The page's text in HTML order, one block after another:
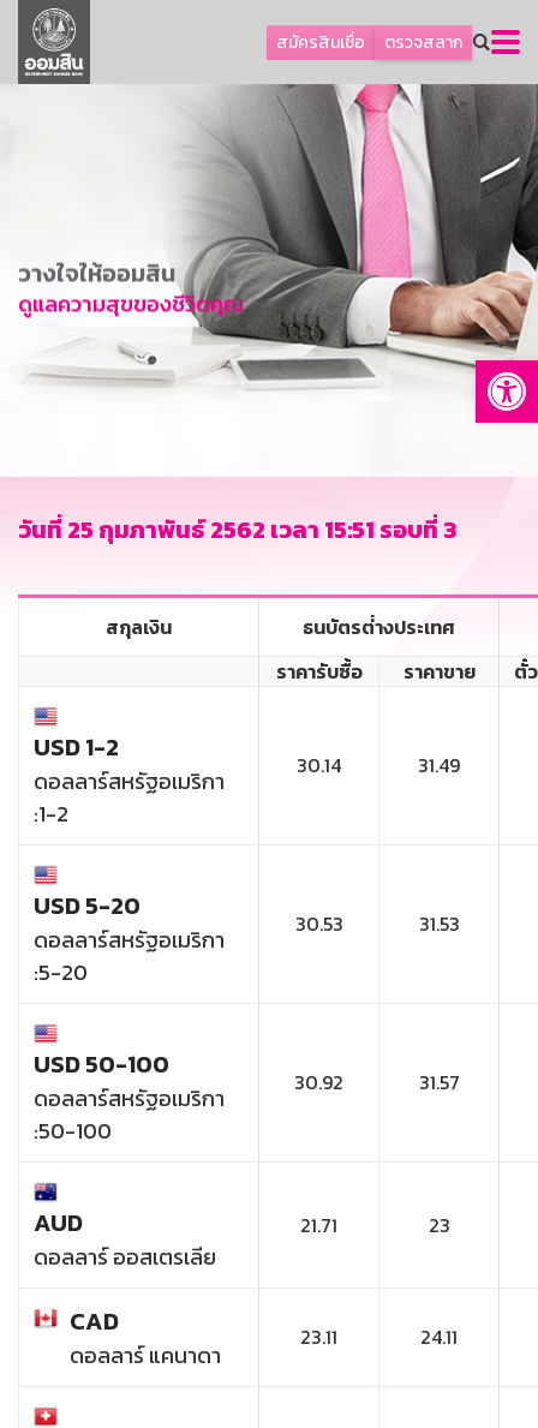
สมัครสินเชื่อ ตรวจสลาก
ลูกค้าธุรกิจ
ลูกค้าผู้ประกอบรายย่อย
การพัฒนาที่ยั่งยืน
ข่าวสาร
บริการทางการเงิน
อื่นๆ
GSB Society
วางใจให้ออมสิน
ดูแลความสุขของชีวิตคุณ
วันที่ 25 กุมภาพันธ์ 2562 เวลา 15:51 รอบที่ 3
สกุลเงิน
ธนบัตรต่่างประเทศ
ราคารับซื้อ
ราคาขาย ตั๋
USD 1-2
ดอลลาร์สหรัฐอเมริกา
:1-2
30.14 31.49
USD 5-20
ดอลลาร์สหรัฐอเมริกา
:5-20
30.53 31.53
USD 50-100
ดอลลาร์สหรัฐอเมริกา
:50-100
30.92 31.57
AUD
ดอลลาร์ ออสเตรเลีย
21.71 23
CAD
ดอลลาร์ แคนาดา
23.11 24.11